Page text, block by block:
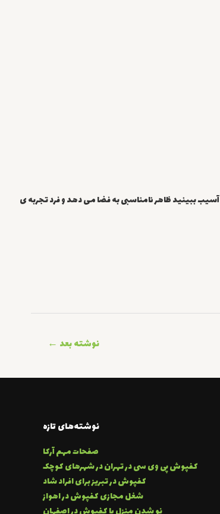
آسیب ببینید ظاهر نامناسبی به فضا می دهد و فرد تجربه ی
نوشته بعد ←
نوشته‌های تازه
صفحات مهم آرکا
کفپوش پی وی سی در تهران در شهرهای کوچک
کفپوش در تبریز برای افراد شاد
شغل مجازی کفپوش در اهواز